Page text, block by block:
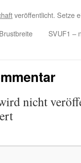
veröffentlicht. Setze
SVUF1 –
nicht